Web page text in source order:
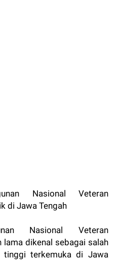
Nasional Veteran
lama dikenal sebagai salah
terkemuka di Jawa